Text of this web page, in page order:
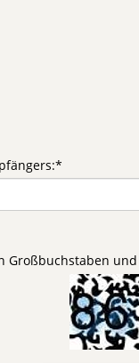
*
Großbuchstaben